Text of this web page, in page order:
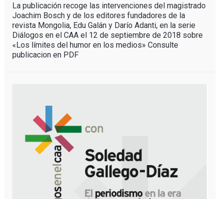
La publicación recoge las intervenciones del magistrado
Joachim Bosch y de los editores fundadores de la
revista Mongolia, Edu Galán y Darío Adanti, en la serie
Diálogos en el CAA el 12 de septiembre de 2018 sobre
«Los límites del humor en los medios» Consulte
publicacion en PDF